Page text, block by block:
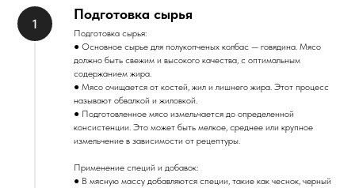
Подготовка сырья
Подготовка сырья:
● Основное сырье для полукопченых колбас — говядина. Мясо
должно быть свежим и высокого качества, с оптимальным
содержанием жира.
● Мясо очищается от костей, жил и лишнего жира. Этот процесс
называют обвалкой и жиловкой.
● Подготовленное мясо измельчается до определенной
консистенции. Это может быть мелкое, среднее или крупное
измельчение в зависимости от рецептуры.
Применение специй и добавок:
● В мясную массу добавляются специи, такие как чеснок, черный